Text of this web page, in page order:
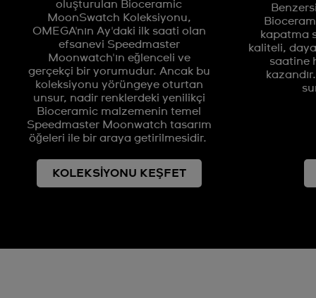
oluşturulan Bioceramic
MoonSwatch Koleksiyonu,
OMEGA'nın Ay'daki ilk saati olan
efsanevi Speedmaster
Moonwatch'ın eğlenceli ve
gerçekçi bir yorumudur. Ancak bu
koleksiyonu yörüngeye oturtan
unsur, nadir renklerdeki yenilikçi
Bioceramic malzemenin temel
Speedmaster Moonwatch tasarım
öğeleri ile bir araya getirilmesidir.
KOLEKSİYONU KEŞFET
kapatma
kaliteli,
saatine